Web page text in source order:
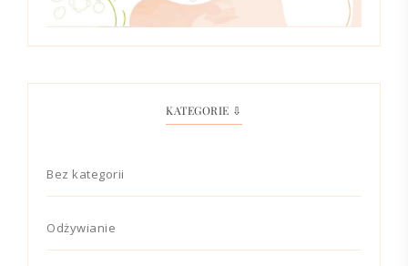
KATEGORIE ⇩
Bez kategorii
Odżywianie